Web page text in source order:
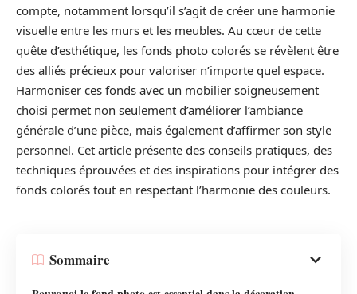
compte, notamment lorsqu’il s’agit de créer une harmonie
visuelle entre les murs et les meubles. Au cœur de cette
quête d’esthétique, les fonds photo colorés se révèlent être
des alliés précieux pour valoriser n’importe quel espace.
Harmoniser ces fonds avec un mobilier soigneusement
choisi permet non seulement d’améliorer l’ambiance
générale d’une pièce, mais également d’affirmer son style
personnel. Cet article présente des conseils pratiques, des
techniques éprouvées et des inspirations pour intégrer des
fonds colorés tout en respectant l’harmonie des couleurs.
Sommaire